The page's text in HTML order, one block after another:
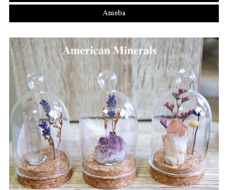
Ameba